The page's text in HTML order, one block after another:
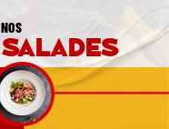
NOS
salades